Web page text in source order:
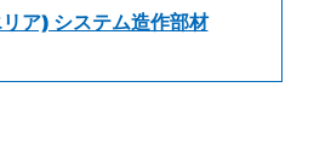
ア) システム造作部材